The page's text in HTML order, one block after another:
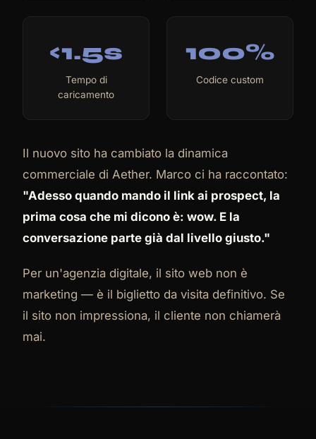
<1.5s
Tempo di
caricamento
100%
Codice custom
Il nuovo sito ha cambiato la dinamica
commerciale di Aether. Marco ci ha raccontato:
"Adesso quando mando il link ai prospect, la
prima cosa che mi dicono è: wow. E la
conversazione parte già dal livello giusto."
Per un'agenzia digitale, il sito web non è
marketing — è il biglietto da visita definitivo. Se
il sito non impressiona, il cliente non chiamerà
mai.